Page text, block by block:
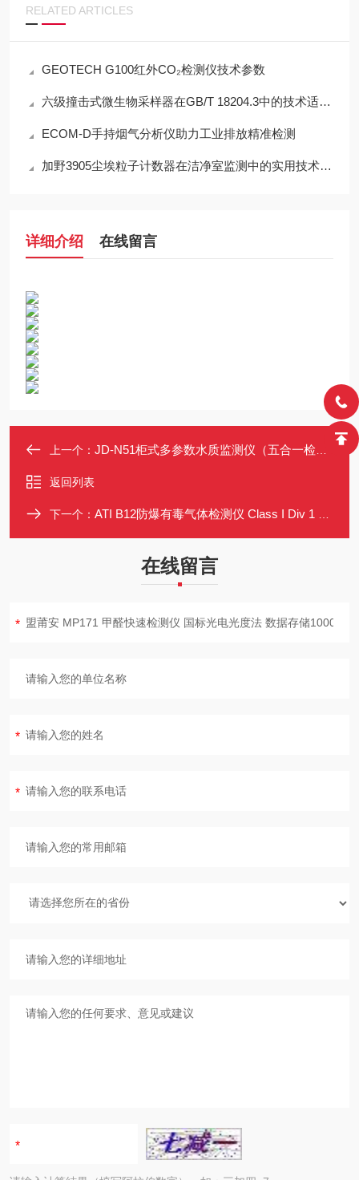
RELATED ARTICLES
GEOTECH G100红外CO₂检测仪技术参数
六级撞击式微生物采样器在GB/T 18204.3中的技术适配性分析
ECOM-D手持烟气分析仪助力工业排放精准检测
加野3905尘埃粒子计数器在洁净室监测中的实用技术解析
详细介绍 在线留言
上一个： JD-N51柜式多参数水质监测仪（五合一检测仪）
返回列表
下一个： ATI B12防爆有毒气体检测仪 Class I Div 1 耐腐蚀 0~20000PPM
在线留言